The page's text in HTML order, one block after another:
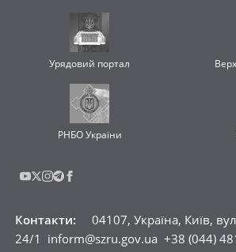
Урядовий портал
РНБО України
Контакти:
04107, Україна, Київ,
24/1 inform@szru.gov.ua +38 (044)